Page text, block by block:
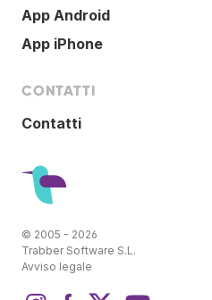
App Android
App iPhone
CONTATTI
Contatti
© 2005 - 2026
Trabber Software S.L.
Avviso legale